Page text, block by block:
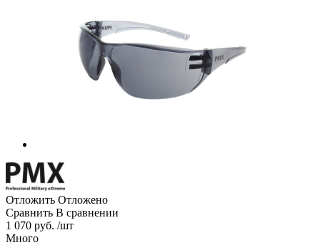
Отложить Отложено
Сравнить В сравнении
1 070 руб. /шт
Много